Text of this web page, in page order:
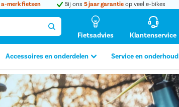
a-merk fietsen Bij ons 5 jaar garantie op veel e-bikes
Fietsadvies Klantenservice
Accessoires en onderdelen Service en onderhoud